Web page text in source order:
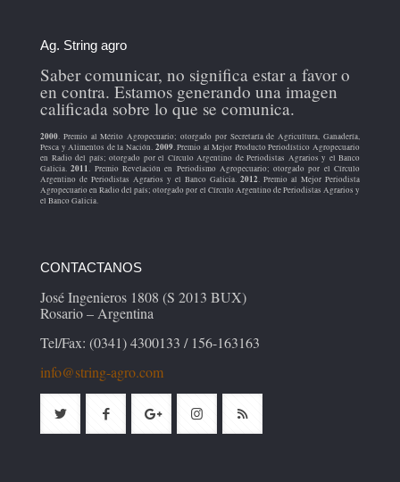
Ag. String agro
Saber comunicar, no significa estar a favor o
en contra. Estamos generando una imagen
calificada sobre lo que se comunica.
2000. Premio al Mérito Agropecuario; otorgado por Secretaría de Agricultura, Ganadería,
Pesca y Alimentos de la Nación. 2009. Premio al Mejor Producto Periodístico Agropecuario
en Radio del país; otorgado por el Círculo Argentino de Periodistas Agrarios y el Banco
Galicia.2011. Premio Revelación en Periodismo Agropecuario; otorgado por el Círculo
Argentino de Periodistas Agrarios y el Banco Galicia. 2012. Premio al Mejor Periodista
Agropecuario en Radio del país; otorgado por el Círculo Argentino de Periodistas Agrarios y
el Banco Galicia.
CONTACTANOS
José Ingenieros 1808 (S 2013 BUX)
Rosario – Argentina
Tel/Fax: (0341) 4300133 / 156-163163
info@string-agro.com